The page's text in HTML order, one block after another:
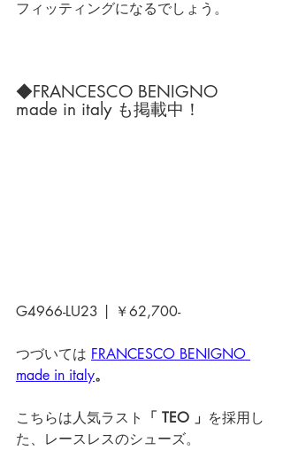
フィッティングになるでしょう。
◆FRANCESCO BENIGNO
made in italy も掲載中！
G4966-LU23 | ￥62,700-
つづいては FRANCESCO BENIGNO
made in italy。
こちらは人気ラスト 「 TEO 」 を採用し
た、レースレスのシューズ。